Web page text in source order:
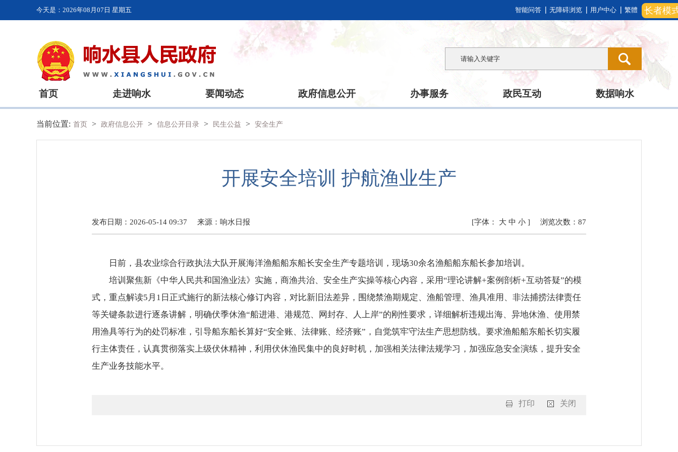
长者模
今天是： 2026年08月07日 星期五 智能问答 无障碍浏览 用户中心 繁體
首页 走进响水 要闻动态 政府信息公开 办事服务 政民互动 数据响水
当前位置: 首页 > 政府信息公开 > 信息公开目录 > 民生公益 > 安全生产
开展安全培训 护航渔业生产
发布日期：2026-05-14 09:37 来源： 响水日报 浏览次数： 87
[字体： 大 中 小 ]
日前，县农业综合行政执法大队开展海洋渔船船东船长安全生产专题培训，现场30余名渔船船东船长参加培训。
培训聚焦新《中华人民共和国渔业法》实施，商渔共治、安全生产实操等核心内容，采用“理论讲解+案例剖析+互动答疑”的模
式，重点解读5月1日正式施行的新法核心修订内容，对比新旧法差异，围绕禁渔期规定、渔船管理、渔具准用、非法捕捞法律责任
等关键条款进行逐条讲解，明确伏季休渔“船进港、港规范、网封存、人上岸”的刚性要求，详细解析违规出海、异地休渔、使用禁
用渔具等行为的处罚标准，引导船东船长算好“安全账、法律账、经济账”，自觉筑牢守法生产思想防线。要求渔船船东船长切实履
行主体责任，认真贯彻落实上级伏休精神，利用伏休渔民集中的良好时机，加强相关法律法规学习，加强应急安全演练，提升安全
生产业务技能水平。
打印 关闭